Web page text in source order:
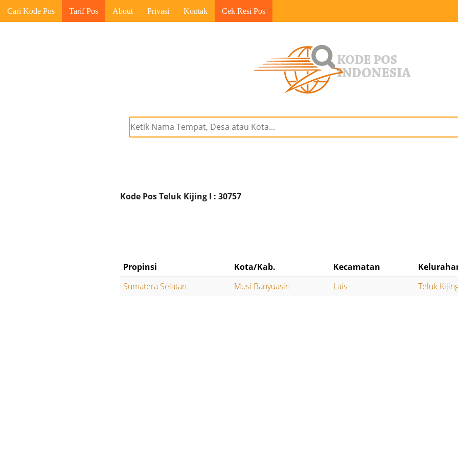
Cari Kode Pos Tarif Pos About Privasi Kontak Cek Resi Pos
Kode Pos Teluk Kijing I : 30757
Propinsi Kota/Kab. Kecamatan
Sumatera Selatan
Musi Banyuasin Lais Teluk